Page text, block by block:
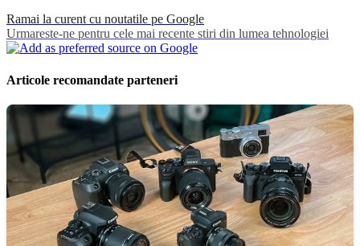
Ramai la curent cu noutatile pe Google
Urmareste-ne pentru cele mai recente stiri din lumea tehnologiei
Articole recomandate parteneri